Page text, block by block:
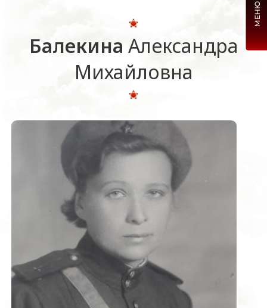
Балекина Александра
Михайловна
МЕНЮ